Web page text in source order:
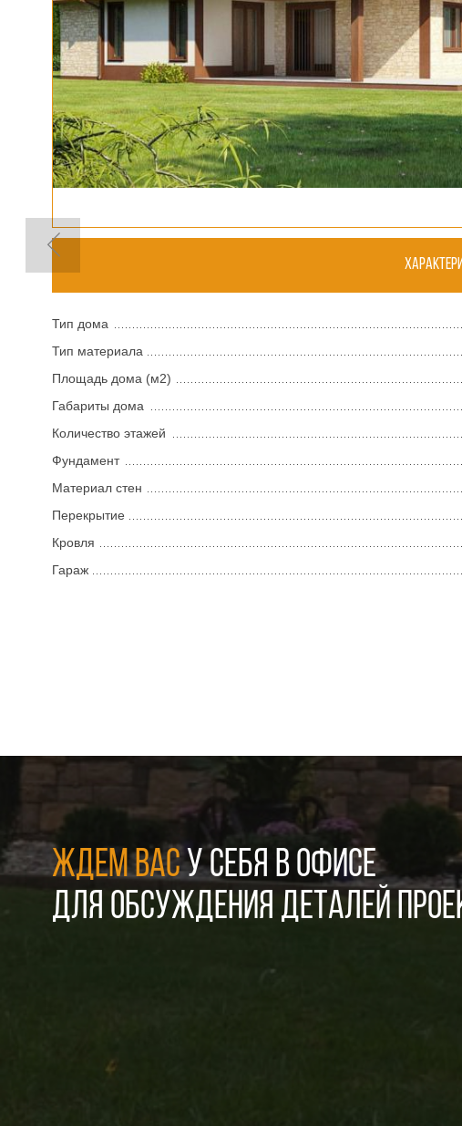
Тип дома
Тип материала
Площадь дома (м2)
Габариты дома
Количество этажей
Фундамент
Материал стен
Перекрытие
Кровля
Гараж
ЖДЕМ ВАСУ СЕБЯ В ОФИСЕ
ДЛЯ ОБСУЖДЕНИЯ ДЕТАЛЕЙ